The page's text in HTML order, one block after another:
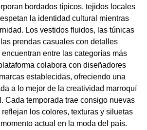
bordados típicos, tejidos locales
la identidad cultural mientras
Los vestidos fluidos, las túnicas
prendas casuales con detalles
entre las categorías más
colabora con diseñadores
establecidas, ofreciendo una
a lo mejor de la creatividad marroquí
Cada temporada trae consigo nuevas
los colores, texturas y siluetas
actual en la moda del país.